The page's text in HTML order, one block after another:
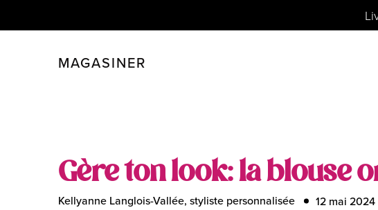
MAGASINER
Gère ton look: la blouse
Kellyanne Langlois-Vallée, styliste personnalisée 12 mai 2024